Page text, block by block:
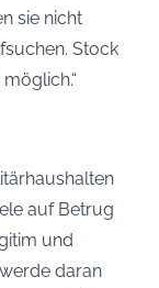
sie nicht
Stock
auf Betrug
und
daran